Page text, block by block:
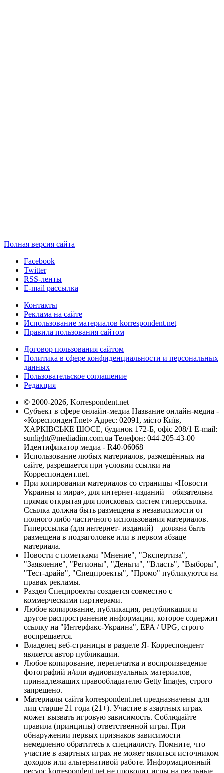
Полная версия сайта
Facebook
Twitter
RSS-ленты
E-mail рассылка
Контакты
Реклама на сайте
Использование материалов korrespondent.net
Правила пользования сайтом
Договор пользования сайтом
Политика в сфере конфиденциальности и персональных
данных
Пользовательское соглашение
Редакция
© 2000-2026, Korrespondent.net
Субъект в сфере онлайн-медиа Название онлайн-медиа -
«КореспонденТ.net» Адрес: 02091, місто Київ,
ХАРКІВСЬКЕ ШОСЕ, будинок 172-Б, офіс 208/1 E-mail:
sunlight@mediadim.com.ua Телефон: 044-205-43-00
Идентификатор медиа - R40-06068
Использование любых материалов, размещённых на
сайте, разрешается при условии ссылки на
Корреспондент.net.
При копировании материалов со страницы «Новости
Украины и мира», для интернет-изданий – обязательна
прямая открытая для поисковых систем гиперссылка.
Ссылка должна быть размещена в независимости от
полного либо частичного использования материалов.
Гиперссылка (для интернет- изданий) – должна быть
размещена в подзаголовке или в первом абзаце
материала.
Новости с пометками "Мнение", "Экспертиза",
"Заявление", "Регионы", "Деньги", "Власть", "Выборы",
"Тест-драйв", "Спецпроекты", "Промо" публикуются на
правах рекламы.
Раздел Спецпроекты создается совместно с
коммерческими партнерами.
Любое копирование, публикация, републикация и
другое распространение информации, которое содержит
ссылку на "Интерфакс-Украина", EPA / UPG, строго
воспрещается.
Владелец веб-страницы в разделе Я- Корреспондент
является автор публикации.
Любое копирование, перепечатка и воспроизведение
фотографий и/или аудиовизуальных материалов,
принадлежащих правообладателю Getty Images, строго
запрещено.
Материалы сайта korrespondent.net предназначены для
лиц старше 21 года (21+). Участие в азартных играх
может вызвать игровую зависимость. Соблюдайте
правила (принципы) ответственной игры. При
обнаружении первых признаков зависимости
немедленно обратитесь к специалисту. Помните, что
участие в азартных играх не может являться источником
доходов или альтернативой работе. Информационный
ресурс korrespondent.net не проводит игры на реальные